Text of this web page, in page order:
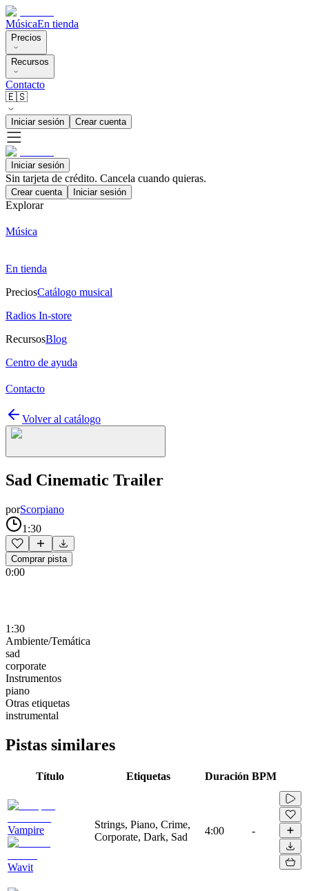
MúsicaEn tienda
Precios
Recursos
Contacto
🇪🇸
Iniciar sesión Crear cuenta
Iniciar sesión
Sin tarjeta de crédito. Cancela cuando quieras.
Crear cuenta Iniciar sesión
Explorar
Música
En tienda
PreciosCatálogo musical
Radios In-store
RecursosBlog
Centro de ayuda
Contacto
Volver al catálogo
Sad Cinematic Trailer
porScorpiano
1:30
Comprar pista
0:00
1:30
Ambiente/Temática
sad
corporate
Instrumentos
piano
Otras etiquetas
instrumental
Pistas similares
Título Etiquetas Duración BPM
Vampire
Wavit
Strings, Piano, Crime,
Corporate, Dark, Sad
4:00 -